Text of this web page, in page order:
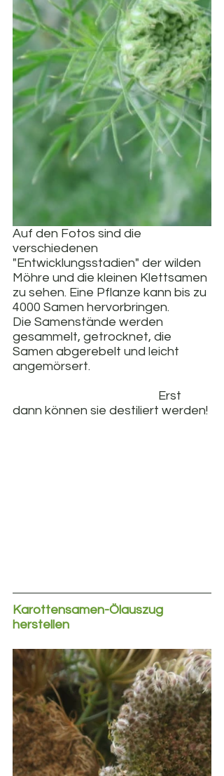
Auf den Fotos sind die
verschiedenen
"Entwicklungsstadien" der wilden
Möhre und die kleinen Klettsamen
zu sehen. Eine Pflanze kann bis zu
4000 Samen hervorbringen.
Die Samenstände werden
gesammelt, getrocknet, die
Samen abgerebelt und leicht
angemörsert.
                                                    Erst
dann können sie destiliert werden!
Karottensamen-Ölauszug
herstellen